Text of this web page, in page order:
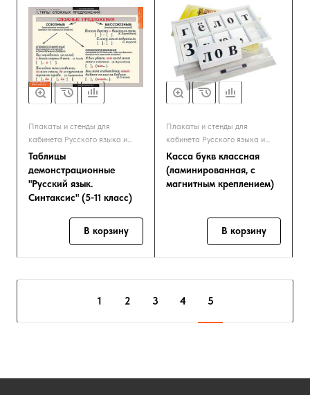
Плакаты и стенды для
кабинета Русского языка и
Литературы
Таблицы
демонстрационные
"Русский язык.
Синтаксис" (5-11 класс)
В корзину
Плакаты и стенды для
кабинета Русского языка и
Литературы
Касса букв классная
(ламинированная, с
магнитным креплением)
В корзину
1 2 3 4 5